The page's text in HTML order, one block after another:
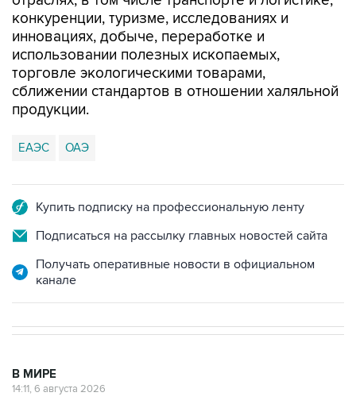
конкуренции, туризме, исследованиях и
инновациях, добыче, переработке и
использовании полезных ископаемых,
торговле экологическими товарами,
сближении стандартов в отношении халяльной
продукции.
ЕАЭС ОАЭ
Купить подписку на профессиональную ленту
Подписаться на рассылку главных новостей сайта
Получать оперативные новости в официальном
канале
В МИРЕ
14:11, 6 августа 2026